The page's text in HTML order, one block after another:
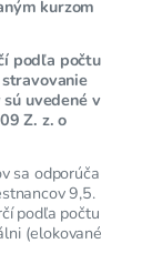
kurzom
podľa počtu
uvedené v
Z. z. o
sa odporúča
9,5.
podľa počtu
(elokované